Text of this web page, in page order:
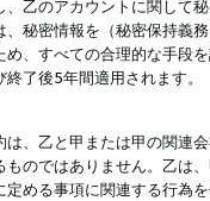
乙のアカウントに関して
秘密情報を（秘密保持義
、すべての合理的な手段
了後5年間適用されます。
、乙と甲または甲の関連
のではありません。乙は
める事項に関連する行為